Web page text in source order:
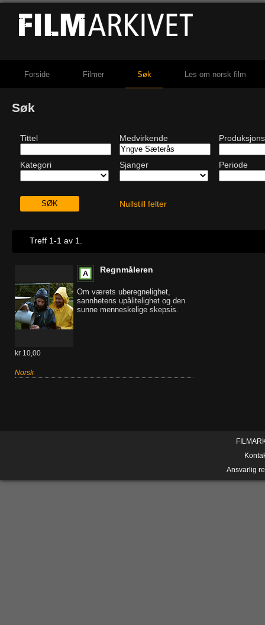
Forside Filmer Søk Les om norsk film
Søk
Tittel Medvirkende
Kategori Sjanger Periode
Nullstill felter
Treff 1-1 av 1.
Regnmåleren
Om værets uberegnelighet,
sannhetens upålitelighet og den
sunne menneskelige skepsis.
kr 10,00
Norsk
Ansvarlig